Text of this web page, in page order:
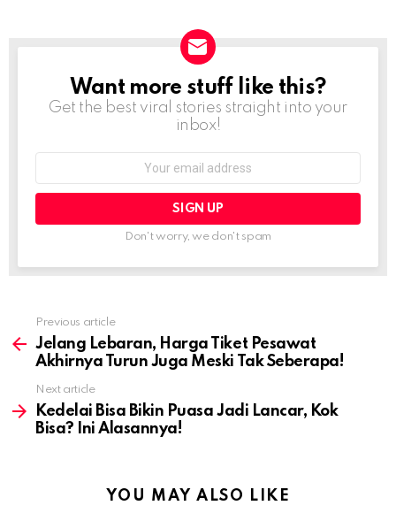
NEWSLETTER
Want more stuff like this?
Get the best viral stories straight into your
inbox!
Don't worry, we don't spam
more
Previous article
Jelang Lebaran, Harga Tiket Pesawat
Akhirnya Turun Juga Meski Tak Seberapa!
Next article
Kedelai Bisa Bikin Puasa Jadi Lancar, Kok
Bisa? Ini Alasannya!
YOU MAY ALSO LIKE